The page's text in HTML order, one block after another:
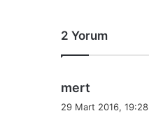
2 Yorum
mert
29 Mart 2016, 19:28